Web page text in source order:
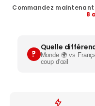
Commandez
8
?
Quelle
Monde 🌍 vs
coup d'œil